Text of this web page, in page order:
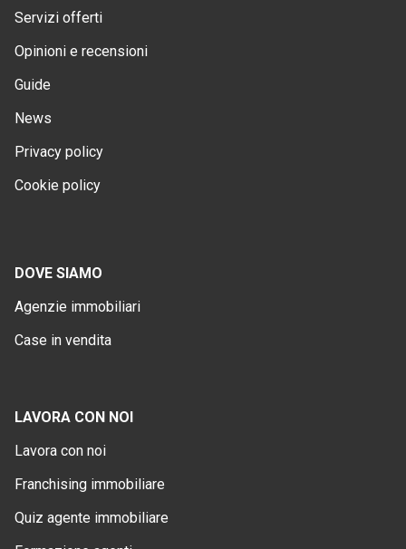
Servizi offerti
Opinioni e recensioni
Guide
News
Privacy policy
Cookie policy
DOVE SIAMO
Agenzie immobiliari
Case in vendita
LAVORA CON NOI
Lavora con noi
Franchising immobiliare
Quiz agente immobiliare